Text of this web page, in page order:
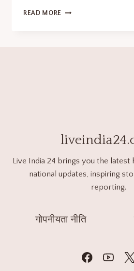
READ MORE
Live India 24 brings you the latest
national updates, inspiring
reporting.
गोपनीयता नीति